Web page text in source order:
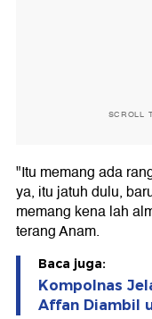
SCROLL
"Itu memang ada
ya, itu jatuh dulu,
memang kena lah
terang Anam.
Baca juga:
Kompolnas
Affan Diambil